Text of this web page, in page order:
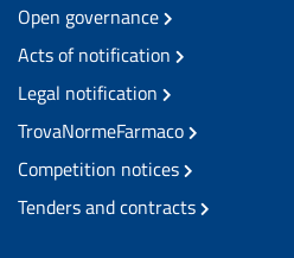
Open governance
Acts of notification
Legal notification
TrovaNormeFarmaco
Competition notices
Tenders and contracts